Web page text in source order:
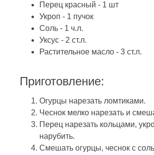
Перец красный - 1 шт
Укроп - 1 пучок
Соль - 1 ч.л.
Уксус - 2 ст.л.
Растительное масло - 3 ст.л.
Приготовление:
Огурцы нарезать ломтиками.
Чеснок мелко нарезать и
Перец нарезать кольцами,
нарубить.
Смешать огурцы, чеснок с